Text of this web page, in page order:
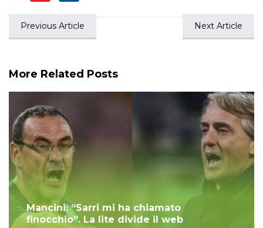
Previous Article Next Article
More Related Posts
Mancini: “Sarri mi ha chiamato
finocchio”. La lite divide il web